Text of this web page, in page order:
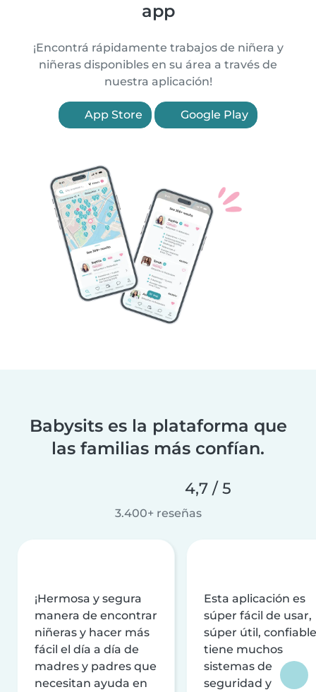
app
¡Encontrá rápidamente trabajos de niñera y
niñeras disponibles en su área a través de
nuestra aplicación!
App Store Google Play
Babysits es la plataforma que
las familias más confían.
4,7 / 5
3.400+ reseñas
¡Hermosa y segura
manera de encontrar
niñeras y hacer más
fácil el día a día de
madres y padres que
necesitan ayuda en
Esta aplicación es
súper fácil de usar,
súper útil,
tiene muchos
sistemas de
seguridad y